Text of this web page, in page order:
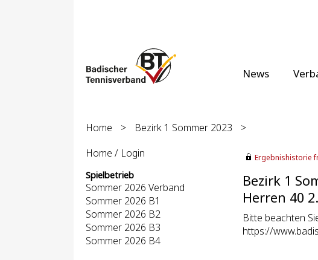
News
Home > Bezirk 1 Sommer 2023
>
Home / Login
Spielbetrieb
Sommer 2026 Verband
Sommer 2026 B1
Sommer 2026 B2
Sommer 2026 B3
Sommer 2026 B4
Ergebnishistorie
Bezirk 1
Herren 40
Bitte beachten
https://